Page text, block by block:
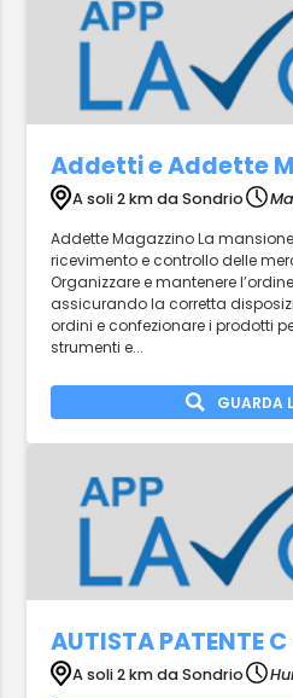
Addetti e Addette
A soli 2 km da Sondrio
Addette Magazzino La
ricevimento e controllo delle
Organizzare e mantenere
assicurando la corretta
ordini e confezionare i prodotti
strumenti e...
GUARDA
AUTISTA PATENTE
A soli 2 km da Sondrio